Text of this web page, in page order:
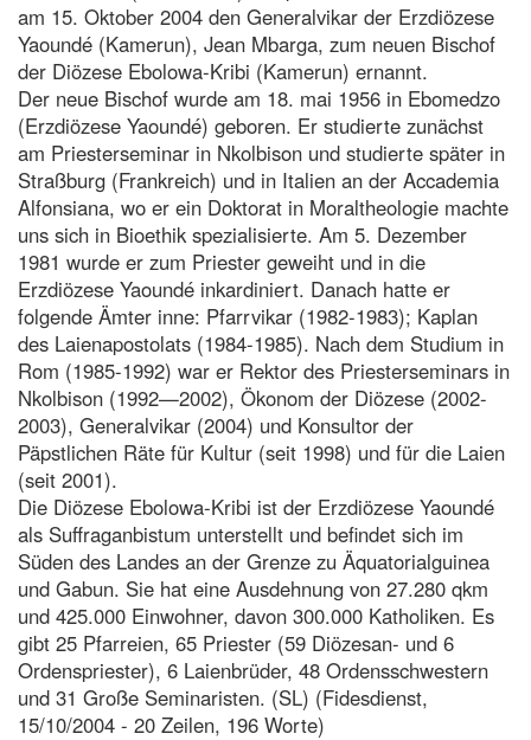
am 15. Oktober 2004 den Generalvikar der Erzdiözese
Yaoundé (Kamerun), Jean Mbarga, zum neuen Bischof
der Diözese Ebolowa-Kribi (Kamerun) ernannt.
Der neue Bischof wurde am 18. mai 1956 in Ebomedzo
(Erzdiözese Yaoundé) geboren. Er studierte zunächst
am Priesterseminar in Nkolbison und studierte später in
Straßburg (Frankreich) und in Italien an der Accademia
Alfonsiana, wo er ein Doktorat in Moraltheologie machte
uns sich in Bioethik spezialisierte. Am 5. Dezember
1981 wurde er zum Priester geweiht und in die
Erzdiözese Yaoundé inkardiniert. Danach hatte er
folgende Ämter inne: Pfarrvikar (1982-1983); Kaplan
des Laienapostolats (1984-1985). Nach dem Studium in
Rom (1985-1992) war er Rektor des Priesterseminars in
Nkolbison (1992—2002), Ökonom der Diözese (2002-
2003), Generalvikar (2004) und Konsultor der
Päpstlichen Räte für Kultur (seit 1998) und für die Laien
(seit 2001).
Die Diözese Ebolowa-Kribi ist der Erzdiözese Yaoundé
als Suffraganbistum unterstellt und befindet sich im
Süden des Landes an der Grenze zu Äquatorialguinea
und Gabun. Sie hat eine Ausdehnung von 27.280 qkm
und 425.000 Einwohner, davon 300.000 Katholiken. Es
gibt 25 Pfarreien, 65 Priester (59 Diözesan- und 6
Ordenspriester), 6 Laienbrüder, 48 Ordensschwestern
und 31 Große Seminaristen. (SL) (Fidesdienst,
15/10/2004 - 20 Zeilen, 196 Worte)